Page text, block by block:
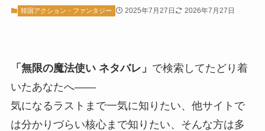
韓国アクション・ファンタジー 2025年7月27日 2026年7月27日
「無限の魔法使い ネタバレ」 で検索してたどり着
いたあなたへ――
気になるラストまで一気に知りたい、他サイトで
は分かりづらい核心まで知りたい、そんな方は多